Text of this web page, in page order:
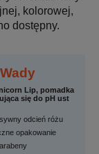
kolorowej,
dostępny.
Wady
Lip, pomadka
się do pH ust
odcień różu
opakowanie